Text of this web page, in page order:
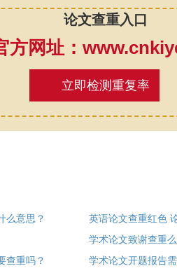
论文查重入口
方网址：
立即检测重复率
么意思？
查重吗？
英语论文查重红色
学术论文致谢查重么
学术论文开题报告